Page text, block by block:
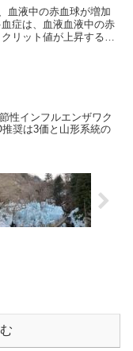
症は、血液血液中の赤
リット値が上昇する病
性インフルエンザワク
奨は3価と山形系統の